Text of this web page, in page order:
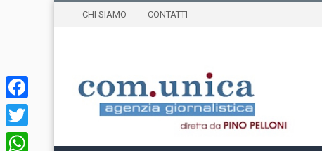
CHI SIAMO CONTATTI
Facebook
Twitter